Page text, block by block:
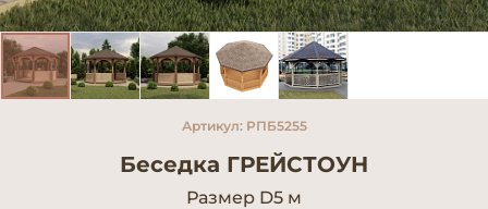
Артикул: РПБ5255
Беседка ГРЕЙСТОУН
Размер D5 м